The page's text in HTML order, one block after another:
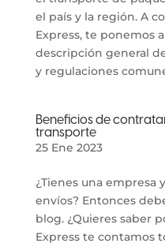
el país y la región. A
Express, te ponemos
descripción general
y regulaciones
Beneficios de
transporte
25 Ene 2023
¿Tienes una empresa
envíos? Entonces
blog. ¿Quieres saber
Express te contamos